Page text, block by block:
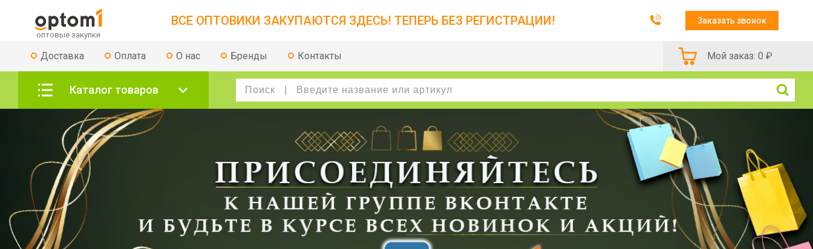
ВСЕ ОПТОВИКИ ЗАКУПАЮТСЯ ЗДЕСЬ! ТЕПЕРЬ БЕЗ РЕГИСТРАЦИИ! Заказать звонок
Доставка Оплата О нас Бренды Контакты Мой заказ: 0 ₽
Каталог товаров